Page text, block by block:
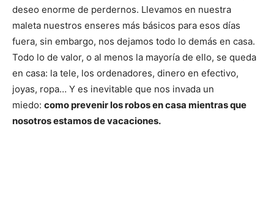
deseo enorme de perdernos. Llevamos en nuestra
maleta nuestros enseres más básicos para esos días
fuera, sin embargo, nos dejamos todo lo demás en casa.
Todo lo de valor, o al menos la mayoría de ello, se queda
en casa: la tele, los ordenadores, dinero en efectivo,
joyas, ropa… Y es inevitable que nos invada un
miedo: como prevenir los robos en casa mientras que
nosotros estamos de vacaciones.